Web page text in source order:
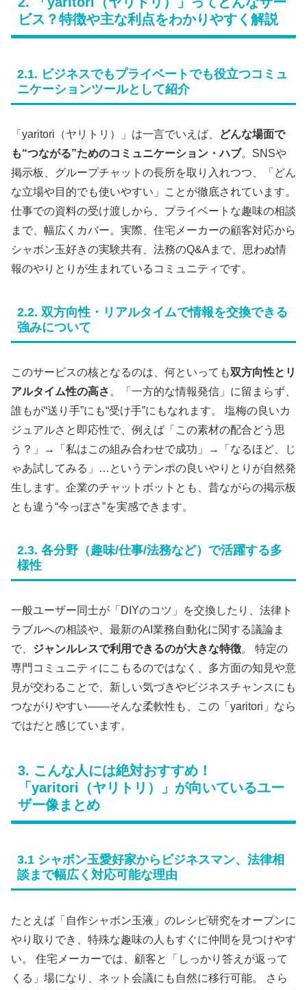
ビス？特徴や主な利点をわかりやすく解説
2.1. ビジネスでもプライベートでも役立つコミュ
ニケーションツールとして紹介
「yaritori（ヤリトリ）」は一言でいえば、
どんな場面で
も“つながる”ためのコミュニケーション・ハブ。SNSや
掲示板、グループチャットの長所を取り入れつつ、「どん
な立場や目的でも使いやすい」ことが徹底されています。
仕事での資料の受け渡しから、プライベートな趣味の相談
まで、幅広くカバー。実際、住宅メーカーの顧客対応から
シャボン玉好きの実験共有、法務のQ&Aまで、思わぬ情
報のやりとりが生まれているコミュニティです。
2.2. 双方向性・リアルタイムで情報を交換できる
強みについて
このサービスの核となるのは、何といっても双方向性とリ
アルタイム性の高さ 。「一方的な情報発信」に留まらず、
誰もが“送り手”にも“受け手”にもなれます。 塩梅の良いカ
ジュアルさと即応性で、例えば「この素材の配合どう思
う？」→「私はこの組み合わせで成功」→「なるほど、じ
ゃあ試してみる」…というテンポの良いやりとりが自然発
生します。企業のチャットボットとも、昔ながらの掲示板
とも違う“今っぽさ”を実感できます。
2.3. 各分野（趣味/仕事/法務など）で活躍する多
様性
一般ユーザー同士が「DIYのコツ」を交換したり、法律ト
ラブルへの相談や、最新のAI業務自動化に関する議論ま
で、 ジャンルレスで利用できるのが大きな特徴。 特定の
専門コミュニティにこもるのではなく、多方面の知見や意
見が交わることで、新しい気づきやビジネスチャンスにも
つながりやすい――そんな柔軟性も、この「yaritori」なら
ではだと感じています。
3. こんな人には絶対おすすめ！
「yaritori（ヤリトリ）」が向いているユー
ザー像まとめ
3.1 シャボン玉愛好家からビジネスマン、法律相
談まで幅広く対応可能な理由
たとえば「自作シャボン玉液」のレシピ研究をオープンに
やり取りでき、特殊な趣味の人もすぐに仲間を見つけやす
い。 住宅メーカーでは、顧客と「しっかり答えが返って
くる」場になり、ネット会議にも自然に移行可能。 さら